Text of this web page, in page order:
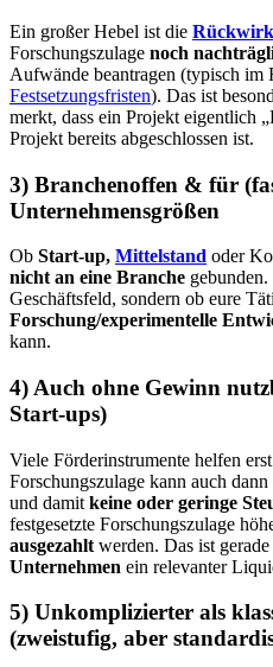
Ein großer Hebel ist die
Forschungszulage noch
Aufwände beantragen (typisch im
Festsetzungsfristen). Das ist
merkt, dass ein Projekt eigentlich
Projekt bereits abgeschlossen ist.
3) Branchenoffen & für
Unternehmensgrößen
Ob Start-up, Mittelstand oder
nicht an eine Branche
Geschäftsfeld, sondern ob eure
Forschung/experimentelle
kann.
4) Auch ohne Gewinn
Start-ups)
Viele Förderinstrumente helfen
Forschungszulage kann auch
und damit keine oder geringe
festgesetzte Forschungszulage
ausgezahlt werden. Das ist
Unternehmen ein relevanter
5) Unkomplizierter als
(zweistufig, aber